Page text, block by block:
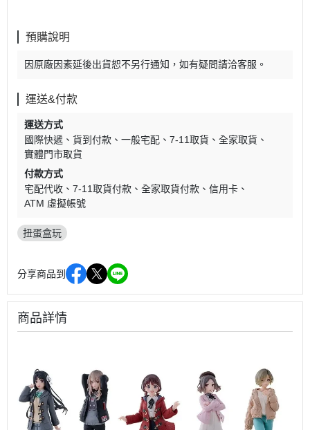
預購說明
因原廠因素延後出貨恕不另行通知，如有疑問請洽客服。
運送&付款
運送方式
國際快遞
貨到付款 一般宅配 7-11取貨
全家取貨
實體門市取貨
付款方式
宅配代收
7-11取貨付款 全家取貨付款
信用卡
ATM 虛擬帳號
扭蛋盒玩
分享商品到
商品詳情